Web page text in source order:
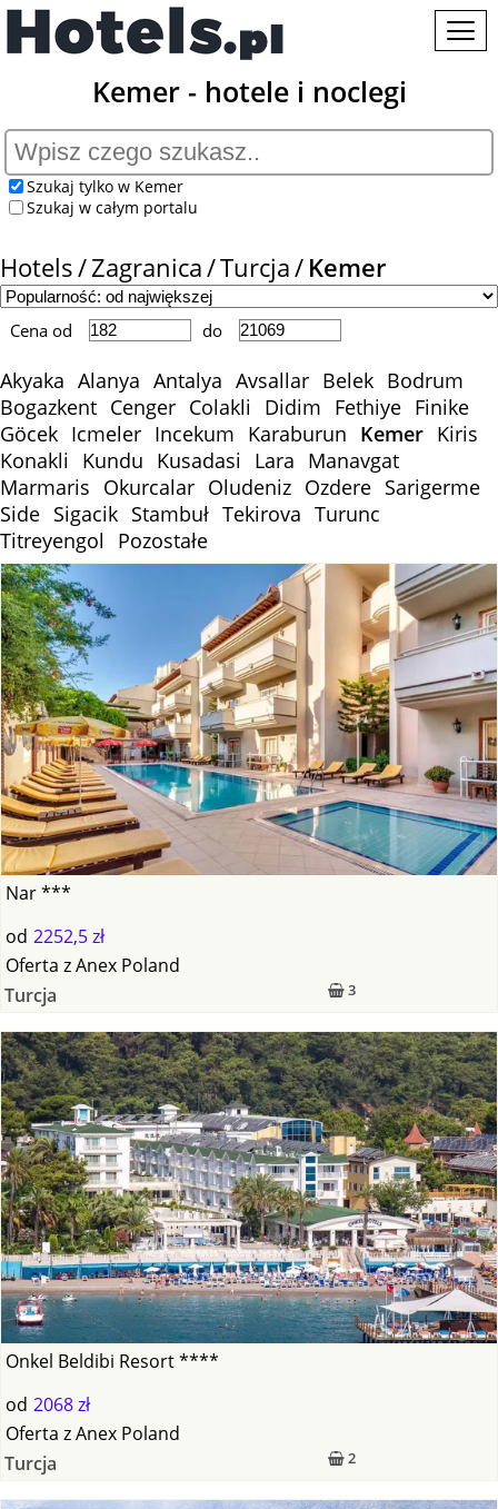
Kemer - hotele i noclegi
Szukaj tylko w Kemer
Szukaj w całym portalu
Hotels Zagranica Turcja Kemer
Cena od do
Akyaka Alanya Antalya Avsallar Belek Bodrum
Bogazkent Cenger Colakli Didim Fethiye Finike
Göcek Icmeler Incekum Karaburun Kemer Kiris
Konakli
Kundu Kusadasi Lara Manavgat
Marmaris Okurcalar Oludeniz Ozdere Sarigerme
Side Sigacik Stambuł Tekirova Turunc
Titreyengol
Pozostałe
Nar ***
od 2252,5 zł
3
Oferta zAnex Poland
Turcja
Onkel Beldibi Resort ****
od 2068 zł
2
Oferta zAnex Poland
Turcja